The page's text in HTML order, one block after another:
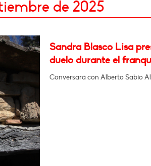
de 2025
Sandra Blasco Lisa
duelo durante el
Conversará con Alberto Sabio